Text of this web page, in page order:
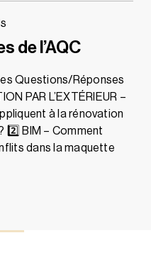
de l’AQC
Questions/Réponses
PAR L’EXTÉRIEUR –
à la rénovation
2️⃣ BIM – Comment
dans la maquette